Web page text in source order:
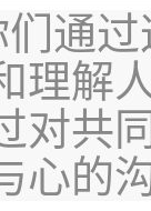
通
理解
对共
心的